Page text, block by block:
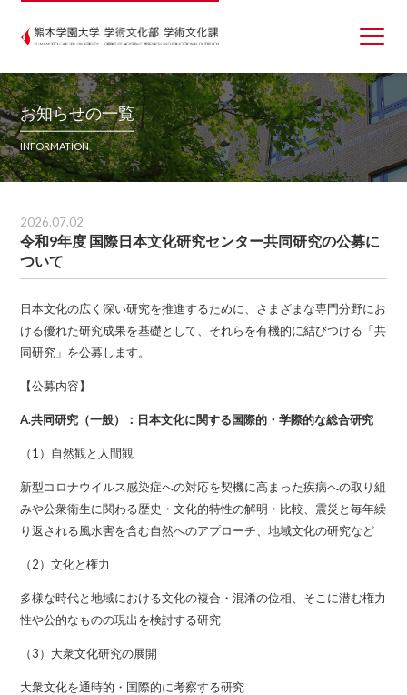
お知らせの一覧
INFORMATION
2026.07.02
令和9年度 国際日本文化研究センター共同研究の公募に
ついて
日本文化の広く深い研究を推進するために、さまざまな専門分野にお
ける優れた研究成果を基礎として、それらを有機的に結びつける「共
同研究」を公募します。
【公募内容】
A.共同研究（一般）：日本文化に関する国際的・学際的な総合研究
（1）自然観と人間観
新型コロナウイルス感染症への対応を契機に高まった疾病への取り組
みや公衆衛生に関わる歴史・文化的特性の解明・比較、震災と毎年繰
り返される風水害を含む自然へのアプローチ、地域文化の研究など
（2）文化と権力
多様な時代と地域における文化の複合・混淆の位相、そこに潜む権力
性や公的なものの現出を検討する研究
（3）大衆文化研究の展開
大衆文化を通時的・国際的に考察する研究